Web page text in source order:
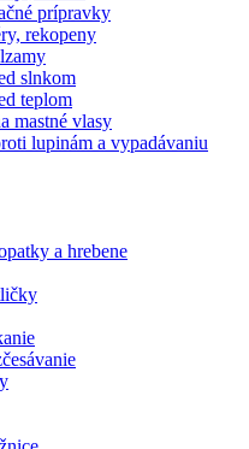
prípravky
rekopeny
slnkom
teplom
mastné vlasy
lupinám a vypadávaniu
a hrebene